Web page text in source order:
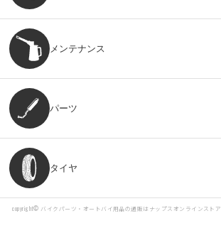
カートに入れる
メンテナンス
パーツ
タイヤ
copyright© バイクパーツ・オートバイ用品の通販はナップスオンラインストア